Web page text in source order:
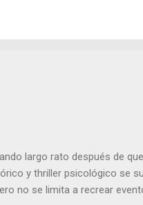
largo rato después de
y thriller psicológico se
no se limita a recrear